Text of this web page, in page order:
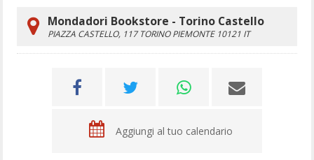
Mondadori Bookstore - Torino Castello
PIAZZA CASTELLO, 117TORINO PIEMONTE 10121 IT
Aggiungi al tuo calendario